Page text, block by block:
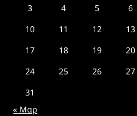
3
4 5 6
10
11 12 13
17
18 19 20
24
25 26 27
31
« Μαρ